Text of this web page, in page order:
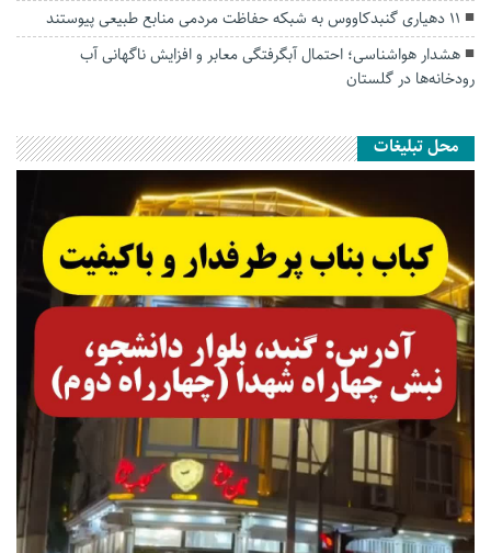
۱۱ دهیاری گنبدکاووس به شبکه حفاظت مردمی منابع طبیعی پیوستند
هشدار هواشناسی؛ احتمال آبگرفتگی معابر و افزایش ناگهانی آب
رودخانه‌ها در گلستان
محل تبلیغات